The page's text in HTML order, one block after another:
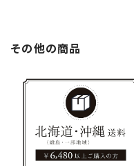
その他の商品